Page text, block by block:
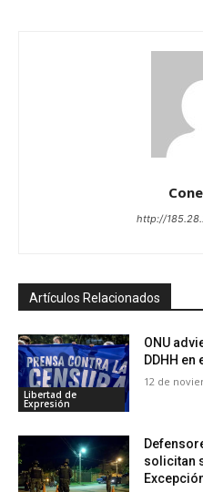
http://
Artículos Relacionados
Libertad de
Expresión
ONU
DDHH
12 de
solicitan